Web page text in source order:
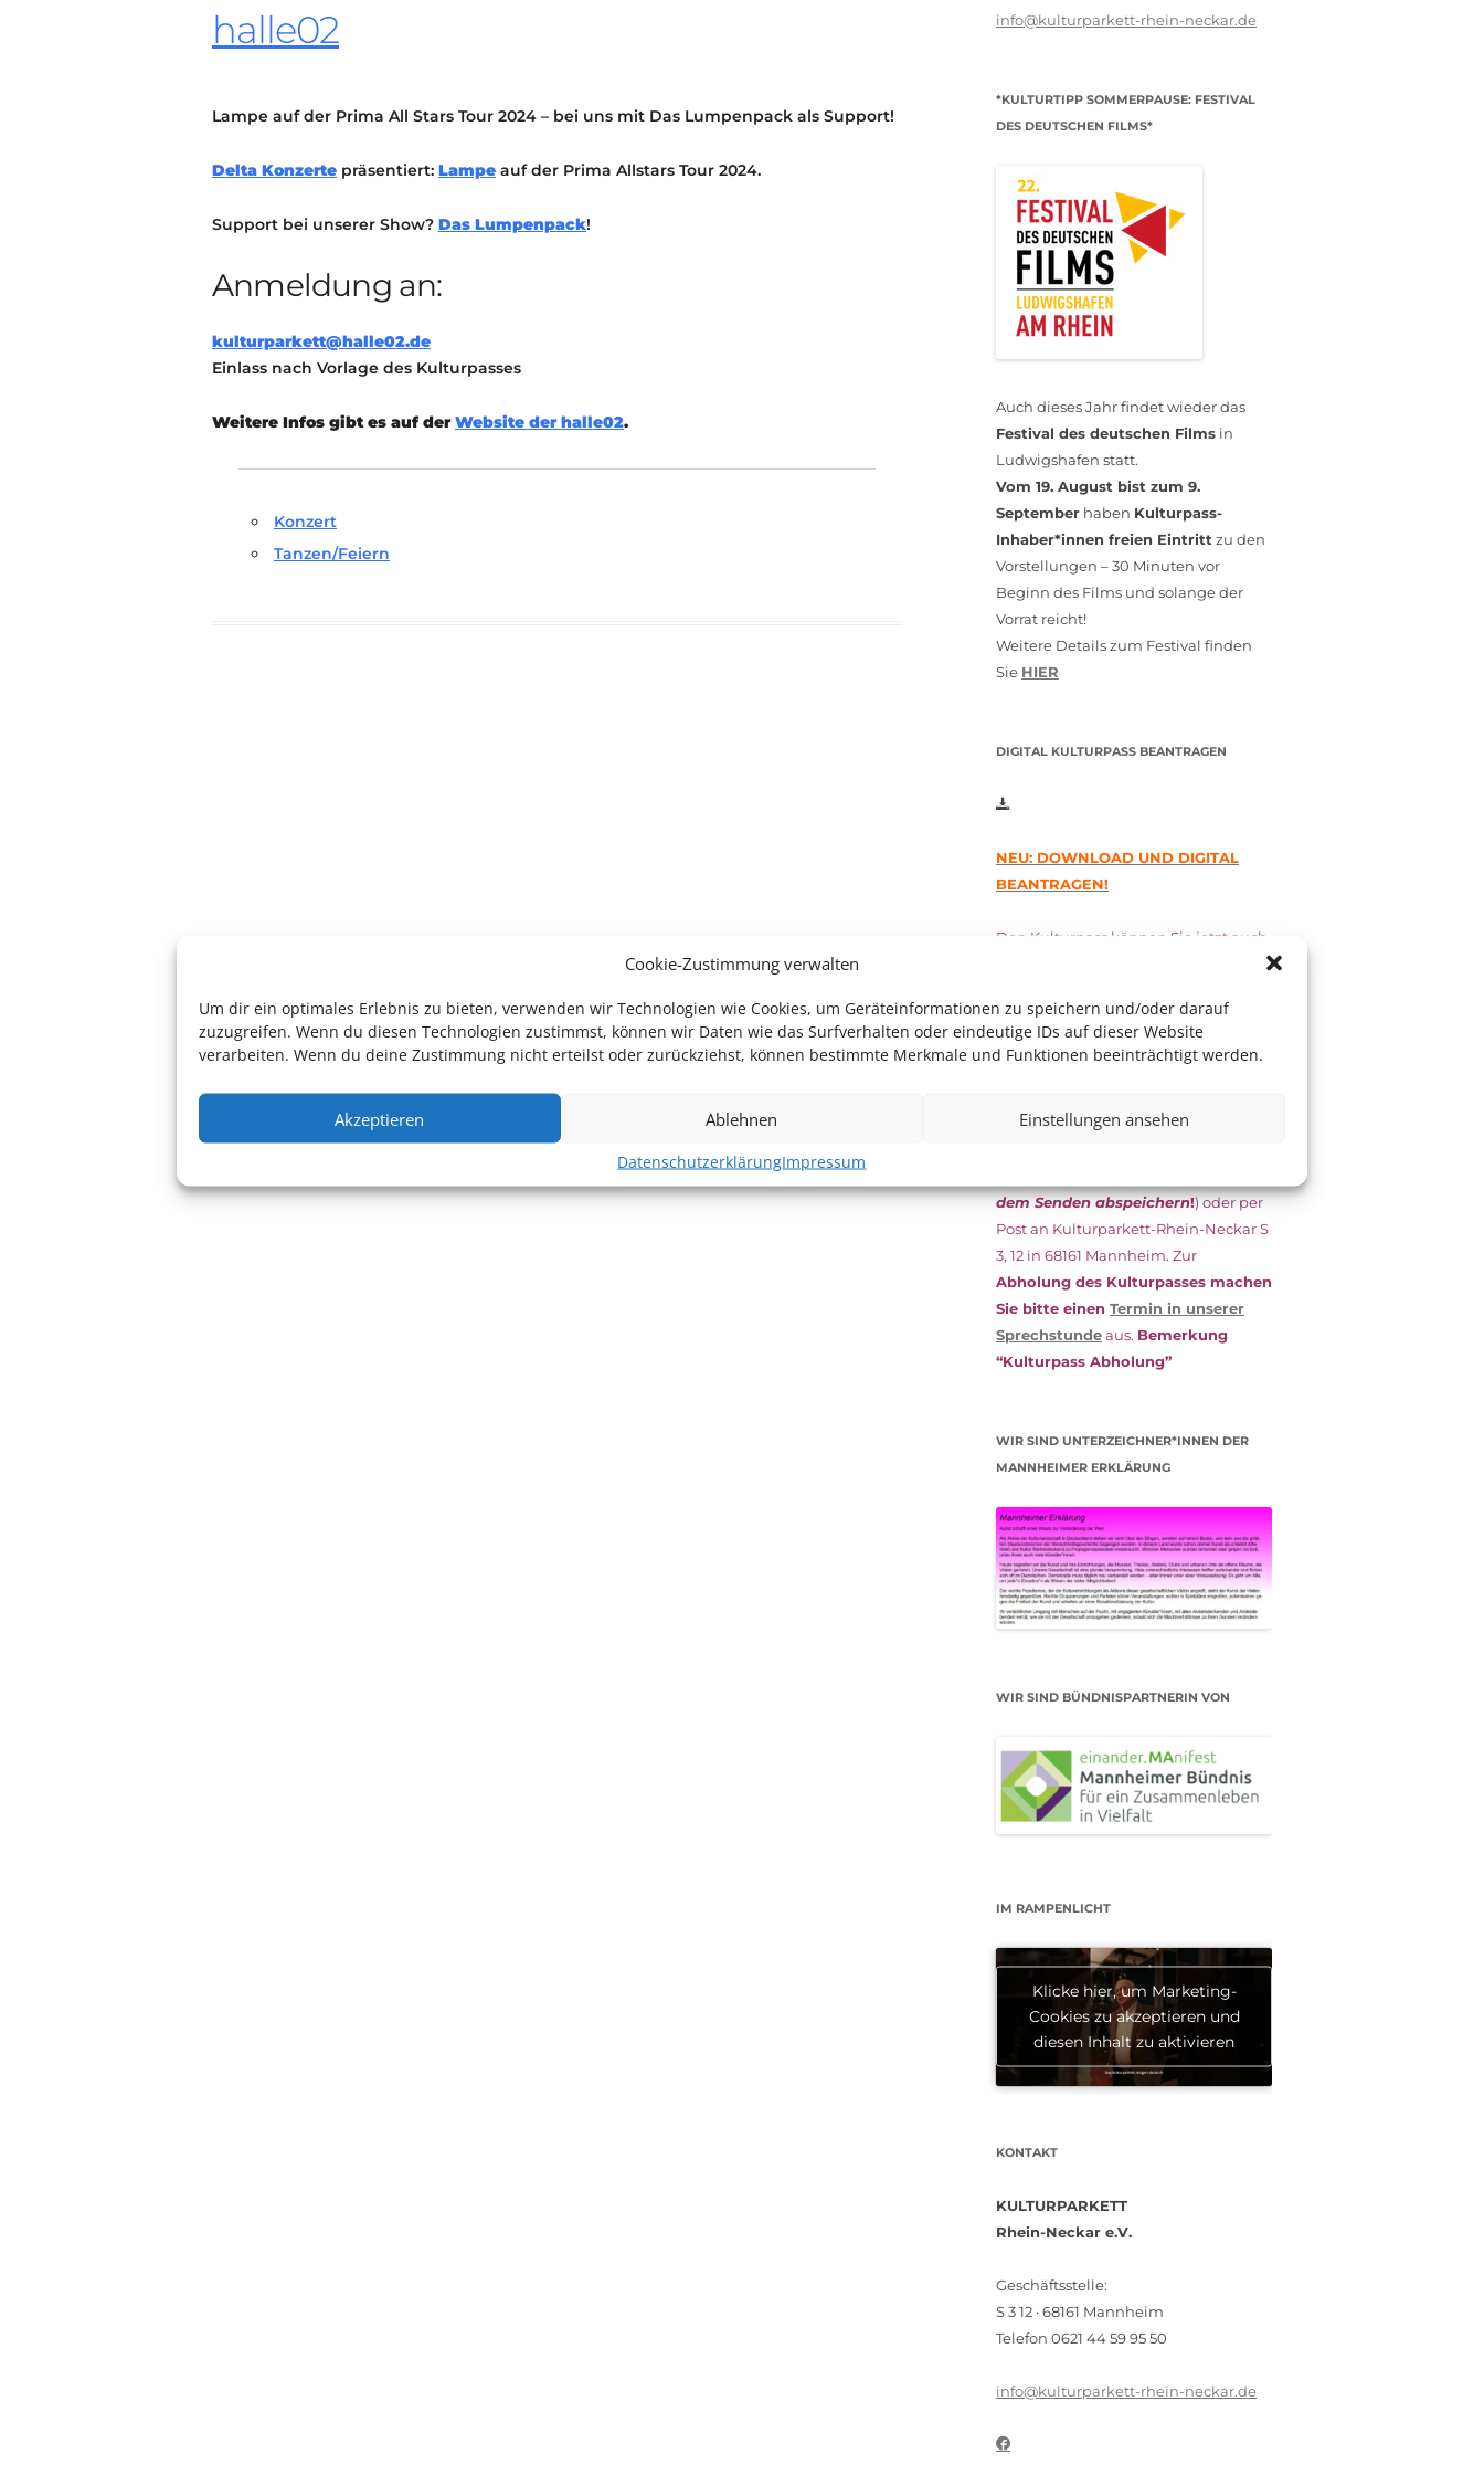
Cookie-Zustimmung verwalten
Um dir ein optimales Erlebnis zu bieten, verwenden wir Technologien wie Cookies, um Geräteinformationen zu speichern und/oder darauf
zuzugreifen. Wenn du diesen Technologien zustimmst, können wir Daten wie das Surfverhalten oder eindeutige IDs auf dieser Website
verarbeiten. Wenn du deine Zustimmung nicht erteilst oder zurückziehst, können bestimmte Merkmale und Funktionen beeinträchtigt werden.
Akzeptieren Ablehnen Einstellungen ansehen
DatenschutzerklärungImpressum
halle02
Lampe auf der Prima All Stars Tour 2024 – bei uns mit Das Lumpenpack als Support!
Delta Konzerte präsentiert: Lampe auf der Prima Allstars Tour 2024.
Support bei unserer Show? Das Lumpenpack!
Anmeldung an:
kulturparkett@halle02.de
Einlass nach Vorlage des Kulturpasses
Weitere Infos gibt es auf derWebsite der halle02.
Konzert
Tanzen/Feiern
info@kulturparkett-rhein-neckar.de
*KULTURTIPP SOMMERPAUSE: FESTIVAL
DES DEUTSCHEN FILMS*
Auch dieses Jahr findet wieder das
Festival des deutschen Films in
Ludwigshafen statt.
Vom 19. August bist zum 9.
September haben Kulturpass-
Inhaber*innen freien Eintritt zu den
Vorstellungen – 30 Minuten vor
Beginn des Films und solange der
Vorrat reicht!
Weitere Details zum Festival finden
Sie HIER
DIGITAL KULTURPASS BEANTRAGEN
NEU: DOWNLOAD UND DIGITAL
BEANTRAGEN!
Den Kulturpass können Sie jetzt auch
esunterschriebenzusammen mit
dem aktuellen
(Bürgergeld/
das Kulturparkett zurück: Per E-Mail
dem Senden abspeichern!) oder per
Post an Kulturparkett-Rhein-Neckar S
3, 12 in 68161 Mannheim. Zur
Abholung des Kulturpasses machen
Sie bitte einen Termin in unserer
Sprechstundeaus. Bemerkung
“Kulturpass Abholung”
WIR SIND UNTERZEICHNER*INNEN DER
MANNHEIMER ERKLÄRUNG
WIR SIND BÜNDNISPARTNERIN VON
IM RAMPENLICHT
Klicke hier, um Marketing-
Cookies zu akzeptieren und
diesen Inhalt zu aktivieren
KONTAKT
KULTURPARKETT
Rhein-Neckar e.V.
Geschäftsstelle:
S 3 12 · 68161 Mannheim
Telefon 0621 44 59 95 50
info@kulturparkett-rhein-neckar.de